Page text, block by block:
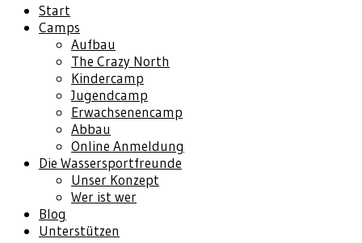
Start
Camps
Aufbau
The Crazy North
Kindercamp
Jugendcamp
Erwachsenencamp
Abbau
Online Anmeldung
Die Wassersportfreunde
Unser Konzept
Wer ist wer
Blog
Unterstützen